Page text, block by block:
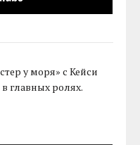
у моря» с Кейси
главных ролях.